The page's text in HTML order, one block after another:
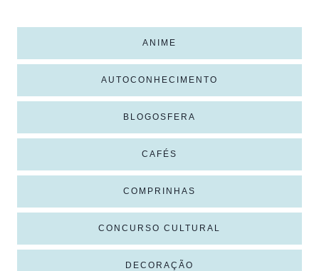
ANIME
AUTOCONHECIMENTO
BLOGOSFERA
CAFÉS
COMPRINHAS
CONCURSO CULTURAL
DECORAÇÃO